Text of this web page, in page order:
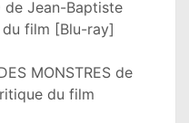
de Jean-Baptiste
film [Blu-ray]
MONSTRES de
du film